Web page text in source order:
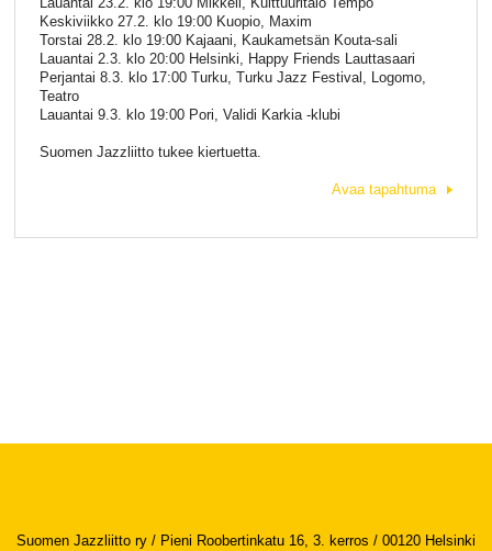
Keskiviikko 27.2. klo 19:00 Kuopio, Maxim
Torstai 28.2. klo 19:00 Kajaani, Kaukametsän Kouta-sali
Lauantai 2.3. klo 20:00 Helsinki, Happy Friends Lauttasaari
Perjantai 8.3. klo 17:00 Turku, Turku Jazz Festival, Logomo,
Teatro
Lauantai 9.3. klo 19:00 Pori, Validi Karkia -klubi
Suomen Jazzliitto tukee kiertuetta.
Avaa tapahtuma
Suomen Jazzliitto ry / Pieni Roobertinkatu 16, 3. kerros / 00120 Helsinki